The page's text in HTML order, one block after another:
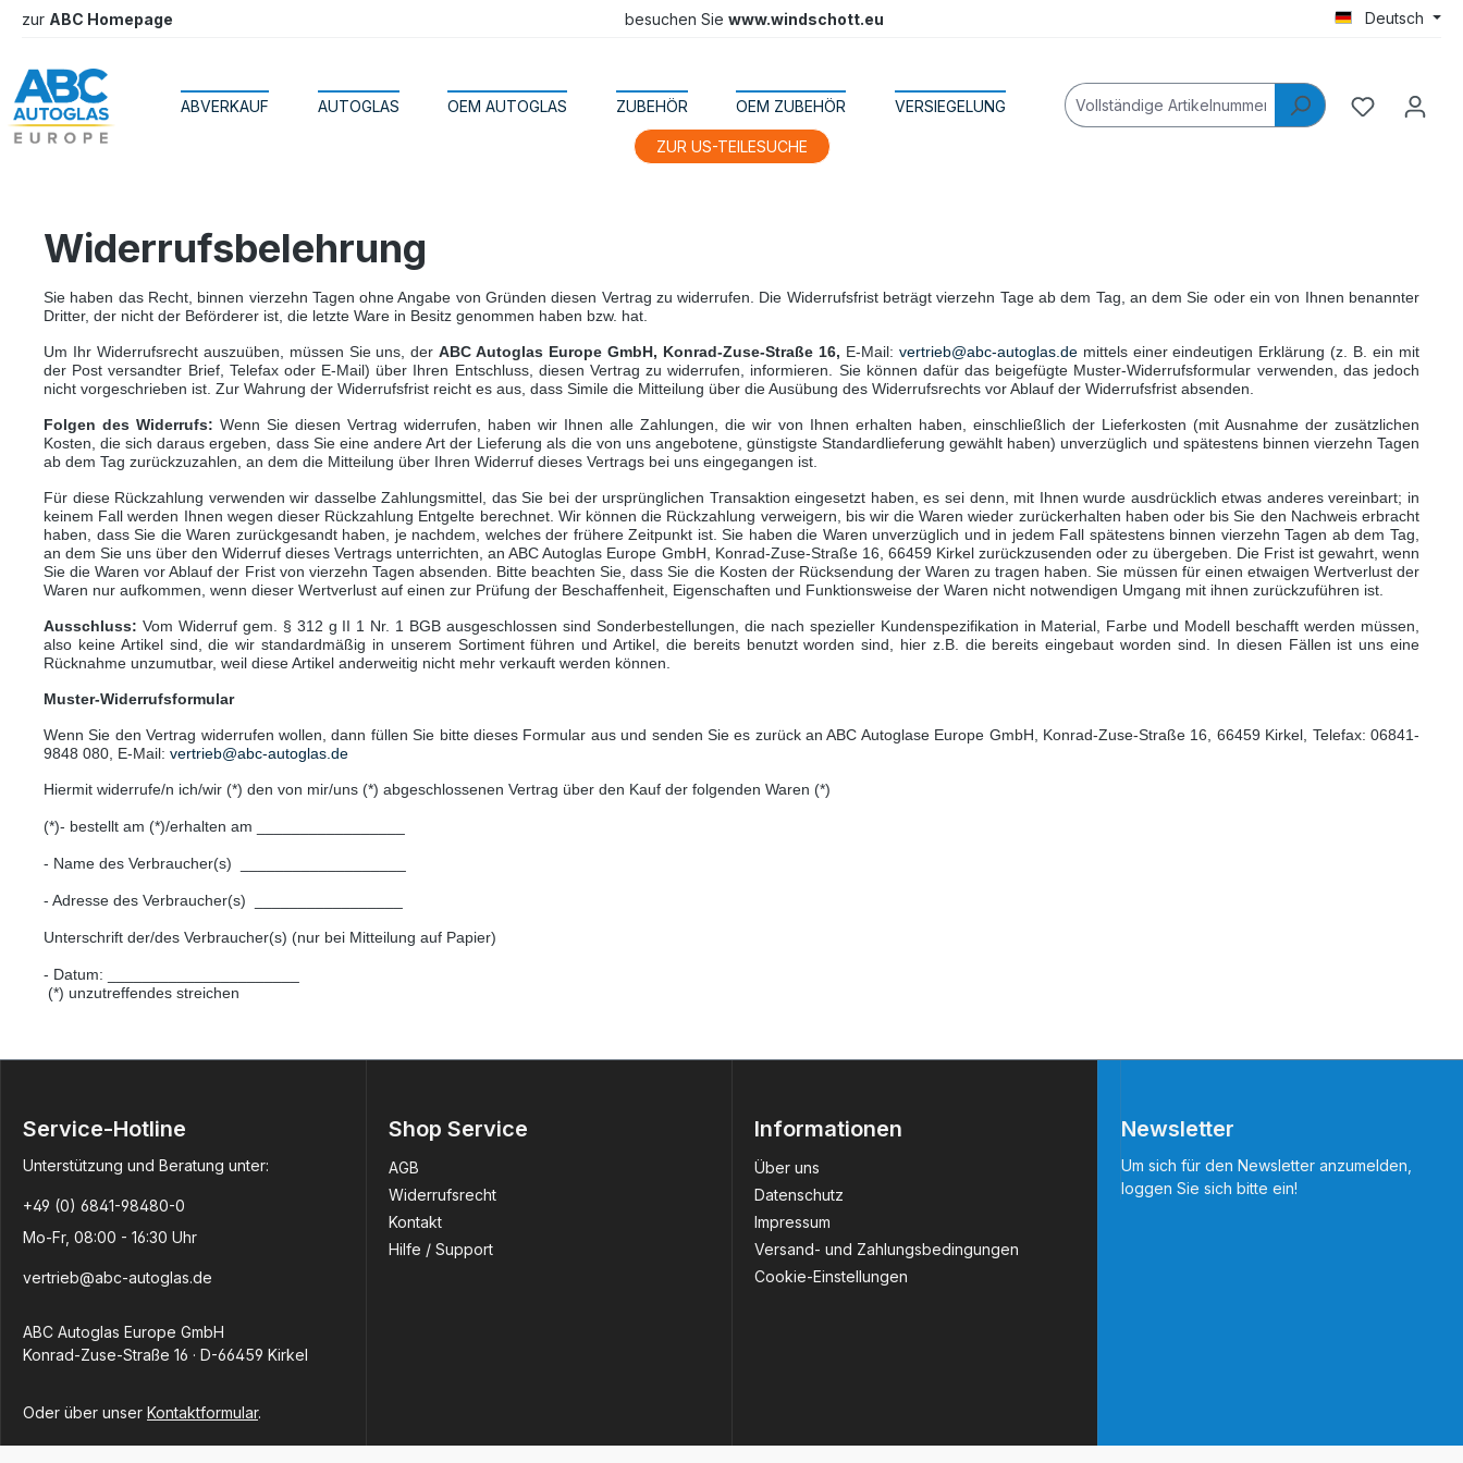
Zur Hauptnavigation springen
zur ABC Homepage besuchen Sie www.windschott.eu Deutsch
ABVERKAUF AUTOGLAS OEM AUTOGLAS ZUBEHÖR OEM ZUBEHÖR VERSIEGELUNG
ZUR US-TEILESUCHE
Widerrufsbelehrung
Sie haben das Recht, binnen vierzehn Tagen ohne Angabe von Gründen diesen Vertrag zu widerrufen. Die Widerrufsfrist beträgt vierzehn Tage ab dem Tag, an dem Sie oder ein von Ihnen benannter
Dritter, der nicht der Beförderer ist, die letzte Ware in Besitz genommen haben bzw. hat.
Um Ihr Widerrufsrecht auszuüben, müssen Sie uns, derABC Autoglas Europe GmbH, Konrad-Zuse-Straße 16, E-Mail: vertrieb@abc-autoglas.demittels einer eindeutigen Erklärung (z. B. ein mit
der Post versandter Brief, Telefax oder E-Mail) über Ihren Entschluss, diesen Vertrag zu widerrufen, informieren. Sie können dafür das beigefügte Muster-Widerrufsformular verwenden, das jedoch
nicht vorgeschrieben ist. Zur Wahrung der Widerrufsfrist reicht es aus, dass Simile die Mitteilung über die Ausübung des Widerrufsrechts vor Ablauf der Widerrufsfrist absenden.
Folgen des Widerrufs: Wenn Sie diesen Vertrag widerrufen, haben wir Ihnen alle Zahlungen, die wir von Ihnen erhalten haben, einschließlich der Lieferkosten (mit Ausnahme der zusätzlichen
Kosten, die sich daraus ergeben, dass Sie eine andere Art der Lieferung als die von uns angebotene, günstigste Standardlieferung gewählt haben) unverzüglich und spätestens binnen vierzehn Tagen
ab dem Tag zurückzuzahlen, an dem die Mitteilung über Ihren Widerruf dieses Vertrags bei uns eingegangen ist.
Für diese Rückzahlung verwenden wir dasselbe Zahlungsmittel, das Sie bei der ursprünglichen Transaktion eingesetzt haben, es sei denn, mit Ihnen wurde ausdrücklich etwas anderes vereinbart; in
keinem Fall werden Ihnen wegen dieser Rückzahlung Entgelte berechnet. Wir können die Rückzahlung verweigern, bis wir die Waren wieder zurückerhalten haben oder bis Sie den Nachweis erbracht
haben, dass Sie die Waren zurückgesandt haben, je nachdem, welches der frühere Zeitpunkt ist. Sie haben die Waren unverzüglich und in jedem Fall spätestens binnen vierzehn Tagen ab dem Tag,
an dem Sie uns über den Widerruf dieses Vertrags unterrichten, anABC Autoglas Europe GmbH, Konrad-Zuse-Straße 16, 66459 Kirkelzurückzusenden oder zu übergeben. Die Frist ist gewahrt, wenn
Sie die Waren vor Ablauf der Frist von vierzehn Tagen absenden. Bitte beachten Sie, dass Sie die Kosten der Rücksendung der Waren zu tragen haben. Sie müssen für einen etwaigen Wertverlust der
Waren nur aufkommen, wenn dieser Wertverlust auf einen zur Prüfung der Beschaffenheit, Eigenschaften und Funktionsweise der Waren nicht notwendigen Umgang mit ihnen zurückzuführen ist.
Ausschluss: Vom Widerruf gem. § 312 g II 1 Nr. 1 BGB ausgeschlossen sind Sonderbestellungen, die nach spezieller Kundenspezifikation in Material, Farbe und Modell beschafft werden müssen,
also keine Artikel sind, die wir standardmäßig in unserem Sortiment führen und Artikel, die bereits benutzt worden sind, hier z.B. die bereits eingebaut worden sind. In diesen Fällen ist uns eine
Rücknahme unzumutbar, weil diese Artikel anderweitig nicht mehr verkauft werden können.
Muster-Widerrufsformular
Wenn Sie den Vertrag widerrufen wollen, dann füllen Sie bitte dieses Formular aus und senden Sie es zurück an ABC Autoglase Europe GmbH, Konrad-Zuse-Straße 16, 66459 Kirkel, Telefax: 06841-
9848 080, E-Mail: vertrieb@abc-autoglas.de
Hiermit widerrufe/n ich/wir (*) den von mir/uns (*) abgeschlossenen Vertrag über den Kauf der folgenden Waren (*)
(*)- bestellt am (*)/erhalten am _________________
- Name des Verbraucher(s)
- Adresse des Verbraucher(s)
Unterschrift der/des Verbraucher(s) (nur bei Mitteilung auf Papier)
- Datum: ______________________
(*) unzutreffendes streichen
Service-Hotline
Unterstützung und Beratung unter:
+49 (0) 6841-98480-0
Mo-Fr, 08:00 - 16:30 Uhr
vertrieb@abc-autoglas.de
ABC Autoglas Europe GmbH
Konrad-Zuse-Straße 16 · D-66459 Kirkel
Oder über unser Kontaktformular.
Shop Service
AGB
Widerrufsrecht
Kontakt
Hilfe / Support
Informationen
Über uns
Datenschutz
Impressum
Versand- und Zahlungsbedingungen
Cookie-Einstellungen
Newsletter
Um sich für den Newsletter anzumelden,
loggen Sie sich bitte ein!